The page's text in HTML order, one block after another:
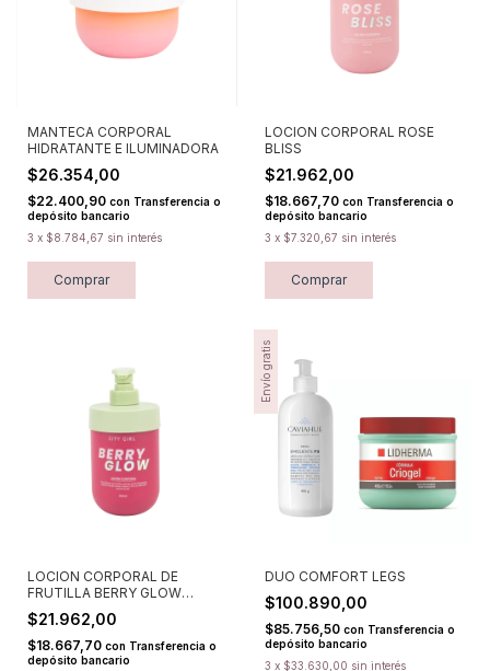
MANTECA CORPORAL
HIDRATANTE E ILUMINADORA
$26.354,00
$22.400,90 con Transferencia o
depósito bancario
3 x $8.784,67 sin interés
LOCION CORPORAL ROSE
BLISS
$21.962,00
$18.667,70 con Transferencia o
depósito bancario
3 x $7.320,67 sin interés
LOCION CORPORAL DE
FRUTILLA BERRY GLOW
500ML
$21.962,00
$18.667,70 con Transferencia o
depósito bancario
Envío gratis
DUO COMFORT LEGS
$100.890,00
$85.756,50 con Transferencia o
depósito bancario
3 x $33.630,00 sin interés